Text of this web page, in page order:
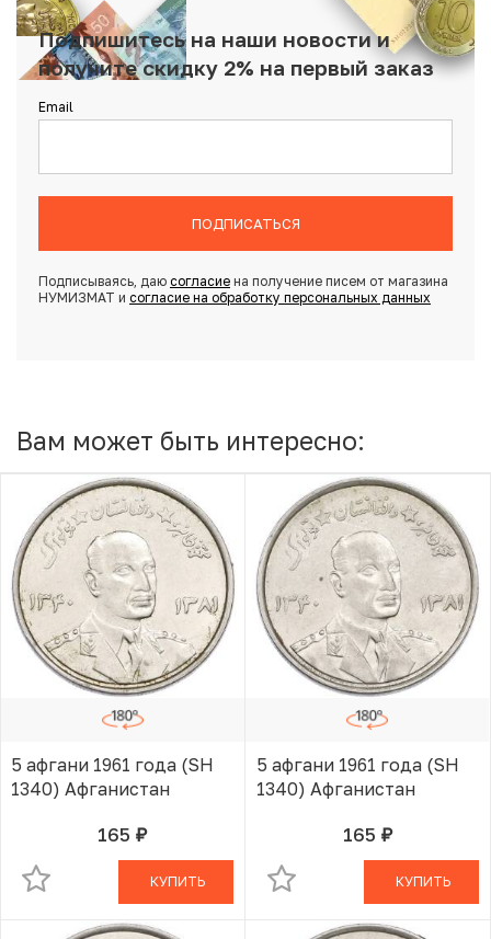
Подпишитесь на наши новости и
получите скидку 2% на первый заказ
Email
ПОДПИСАТЬСЯ
Подписываясь, даю согласиена получение писем от магазина
НУМИЗМАТ и согласие на обработку персональных данных
Вам может быть интересно:
5 афгани 1961 года (SH
1340) Афганистан
165 руб.В КОРЗИНЕ
КУПИТЬ
5 афгани 1961 года (SH
1340) Афганистан
165 руб.В КОРЗИНЕ
КУПИТЬ